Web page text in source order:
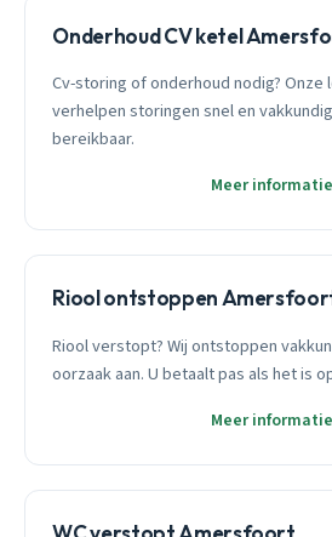
Onderhoud CV ketel
Cv-storing of onderhoud nodig?
verhelpen storingen snel en
bereikbaar.
Meer informatie
Riool ontstoppen
Riool verstopt? Wij ontstoppen
oorzaak aan. U betaalt pas als het is
Meer informatie